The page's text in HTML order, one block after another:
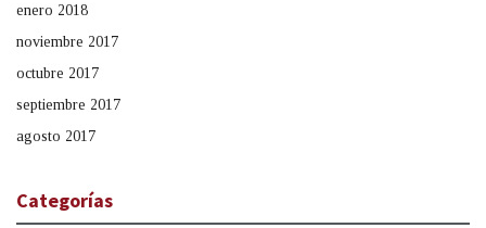
enero 2018
noviembre 2017
octubre 2017
septiembre 2017
agosto 2017
Categorías